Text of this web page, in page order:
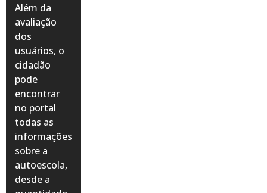
Além da
avaliação
dos
usuários, o
cidadão
pode
encontrar
no portal
todas as
informações
sobre a
autoescola,
desde a